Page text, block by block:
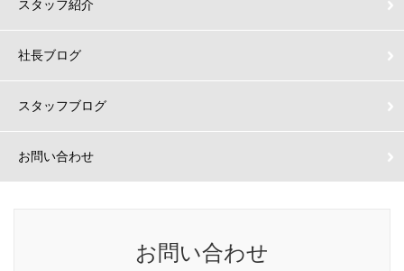
スタッフ紹介
社長ブログ
スタッフブログ
お問い合わせ
お問い合わせ